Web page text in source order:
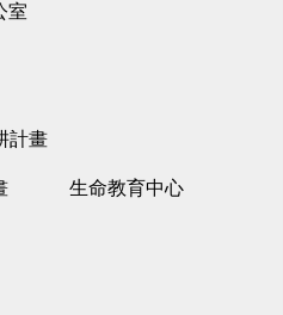
室
計畫
生命教育中心